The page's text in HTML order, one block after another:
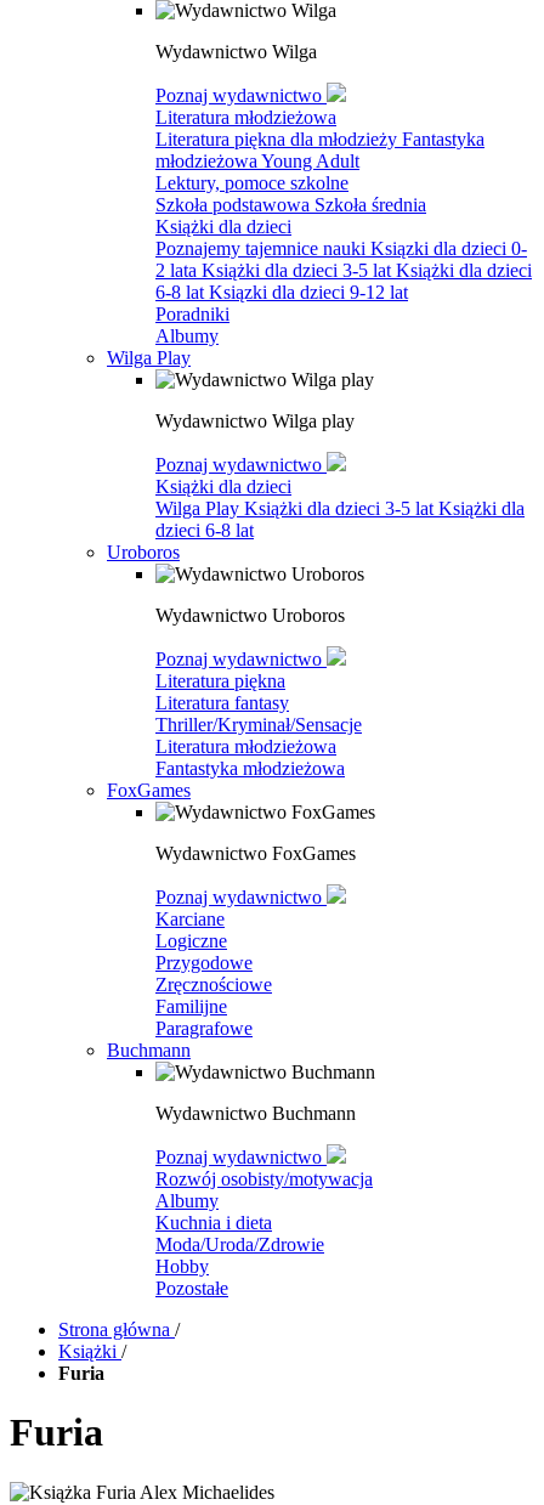
Wydawnictwo Wilga
Poznaj wydawnictwo
Literatura młodzieżowa
Literatura piękna dla młodzieży Fantastyka
młodzieżowa Young Adult
Lektury, pomoce szkolne
Szkoła podstawowa Szkoła średnia
Książki dla dzieci
Poznajemy tajemnice nauki Ksiązki dla dzieci 0-
2 lata Książki dla dzieci 3-5 lat Książki dla dzieci
6-8 lat Ksiązki dla dzieci 9-12 lat
Poradniki
Albumy
Wilga Play
Wydawnictwo Wilga play
Poznaj wydawnictwo
Książki dla dzieci
Wilga Play Książki dla dzieci 3-5 lat Książki dla
dzieci 6-8 lat
Uroboros
Wydawnictwo Uroboros
Poznaj wydawnictwo
Literatura piękna
Literatura fantasy
Thriller/Kryminał/Sensacje
Literatura młodzieżowa
Fantastyka młodzieżowa
FoxGames
Wydawnictwo FoxGames
Poznaj wydawnictwo
Karciane
Logiczne
Przygodowe
Zręcznościowe
Familijne
Paragrafowe
Buchmann
Wydawnictwo Buchmann
Poznaj wydawnictwo
Rozwój osobisty/motywacja
Albumy
Kuchnia i dieta
Moda/Uroda/Zdrowie
Hobby
Pozostałe
Strona główna /
Książki /
Furia
Furia